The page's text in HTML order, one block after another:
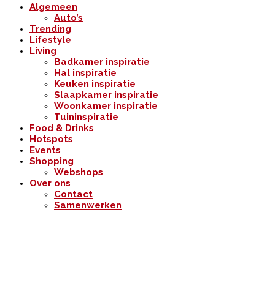
Algemeen
Auto’s
Trending
Lifestyle
Living
Badkamer inspiratie
Hal inspiratie
Keuken inspiratie
Slaapkamer inspiratie
Woonkamer inspiratie
Tuininspiratie
Food & Drinks
Hotspots
Events
Shopping
Webshops
Over ons
Contact
Samenwerken